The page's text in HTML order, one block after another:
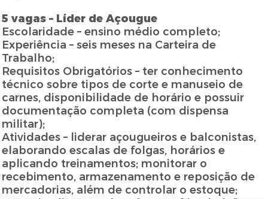
5 vagas – Líder de Açougue
Escolaridade – ensino médio completo;
Experiência – seis meses na Carteira de
Trabalho;
Requisitos Obrigatórios – ter conhecimento
técnico sobre tipos de corte e manuseio de
carnes, disponibilidade de horário e possuir
documentação completa (com dispensa
militar);
Atividades – liderar açougueiros e balconistas,
elaborando escalas de folgas, horários e
aplicando treinamentos; monitorar o
recebimento, armazenamento e reposição de
mercadorias, além de controlar o estoque;